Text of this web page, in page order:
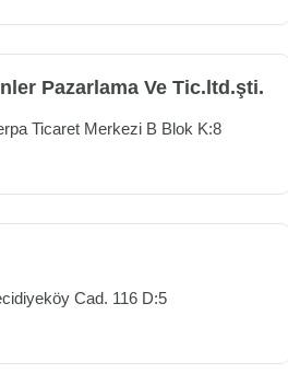
Pazarlama Ve Tic.ltd.şti.
Ticaret Merkezi B Blok K:8
Cad. 116 D:5